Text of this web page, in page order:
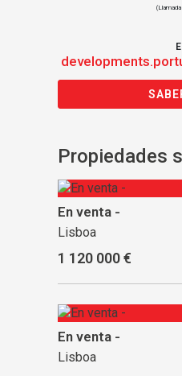
(Llamada
Propiedades
En venta -
Lisboa
1 120 000 €
En venta -
Lisboa